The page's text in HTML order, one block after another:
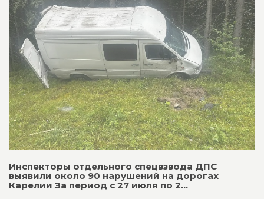
Инспекторы отдельного спецвзвода ДПС
выявили около 90 нарушений на дорогах
Карелии За период с 27 июля по 2...